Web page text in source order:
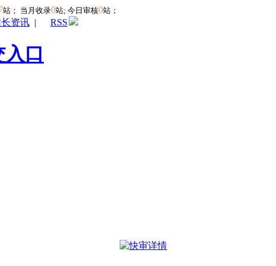
站； 当月收录0站; 今日审核0站；
资讯 | RSS
口